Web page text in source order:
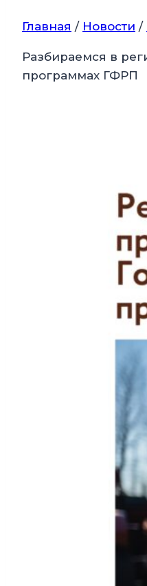
Главная / Новости /
Разбираемся в
программах ГФРП